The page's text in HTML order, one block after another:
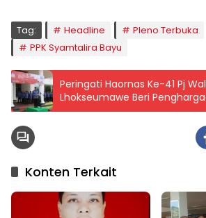
Tag: Headline
Pleno Terbuka
PPK Syamtalira Bayu
Peringati Haornas Ke-41 Pj
Lhokseumawe Beri
Atlet
Konten Terkait